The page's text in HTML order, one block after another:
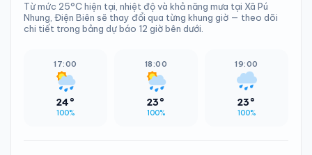
Từ mức 25°C hiện tại, nhiệt độ và khả năng mưa tại Xã Pú
Nhung, Điện Biên sẽ thay đổi qua từng khung giờ — theo dõi
chi tiết trong bảng dự báo 12 giờ bên dưới.
17:00
24°
100%
18:00
23°
100%
19:00
23°
100%